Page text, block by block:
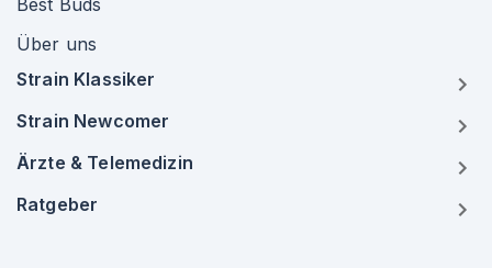
Best Buds
Über uns
Strain Klassiker
Strain Newcomer
Ärzte & Telemedizin
Ratgeber